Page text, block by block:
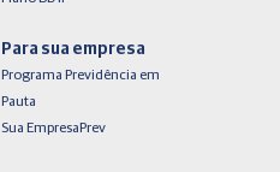
Para sua empresa
Programa Previdência em
Pauta
Sua EmpresaPrev